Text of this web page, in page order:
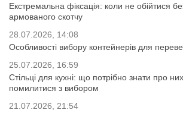
Екстремальна фіксація: коли не обійтися
армованого скотчу
28.07.2026, 14:08
Особливості вибору контейнерів для
25.07.2026, 16:59
Стільці для кухні: що потрібно знати про
помилитися з вибором
21.07.2026, 21:54